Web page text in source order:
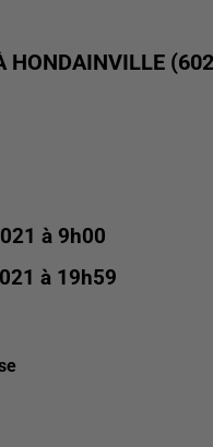
à 9h00
à 19h59